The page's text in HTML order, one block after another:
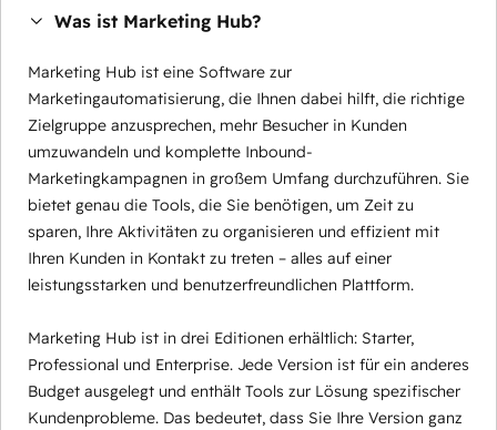
Was ist Marketing Hub?
Marketing Hub ist eine Software zur
Marketingautomatisierung, die Ihnen dabei hilft, die richtige
Zielgruppe anzusprechen, mehr Besucher in Kunden
umzuwandeln und komplette Inbound-
Marketingkampagnen in großem Umfang durchzuführen. Sie
bietet genau die Tools, die Sie benötigen, um Zeit zu
sparen, Ihre Aktivitäten zu organisieren und effizient mit
Ihren Kunden in Kontakt zu treten – alles auf einer
leistungsstarken und benutzerfreundlichen Plattform.
Marketing Hub ist in drei Editionen erhältlich: Starter,
Professional und Enterprise. Jede Version ist für ein anderes
Budget ausgelegt und enthält Tools zur Lösung spezifischer
Kundenprobleme. Das bedeutet, dass Sie Ihre Version ganz